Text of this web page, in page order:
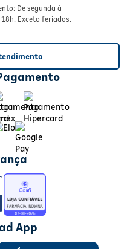
De segunda à
Exceto feriados.
App